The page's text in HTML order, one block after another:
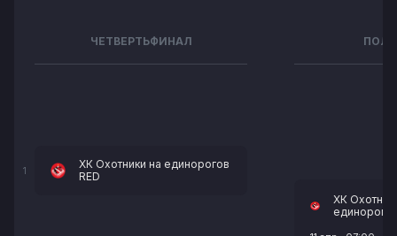
ЧЕТВЕРТЬФИНАЛ
1
ХК Охотники на единорогов
RED
ХК